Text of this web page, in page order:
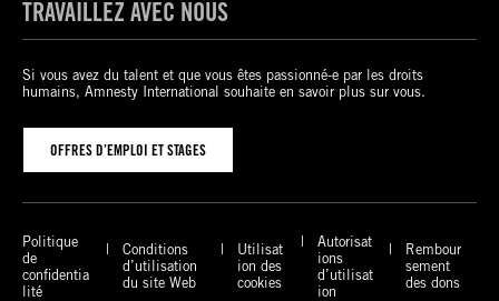
TRAVAILLEZ AVEC NOUS
Si vous avez du talent et que vous êtes passionné-e par les droits
humains, Amnesty International souhaite en savoir plus sur vous.
OFFRES D’EMPLOI ET STAGES
Politique
de
confidentia
lité
Conditions
d’utilisation
du site Web
Utilisat
ion des
cookies
Autorisat
ions
d’utilisat
ion
Rembour
sement
des dons